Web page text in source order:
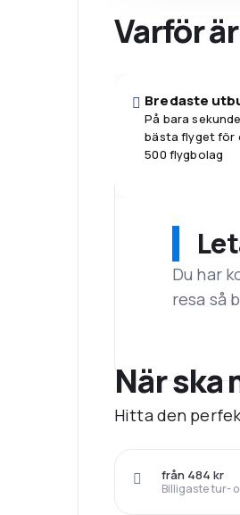
Varför
Bredaste
På bara
bästa flyget för
500 flygbolag
Du har
resa så
När ska
Hitta den
Billigaste tur-
från 484 kr